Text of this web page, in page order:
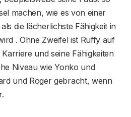
machen, wie es von einer
die lächerlichste Fähigkeit in
. Ohne Zweifel ist Ruffy auf
und seine Fähigkeiten
Niveau wie Yonko und
und Roger gebracht, wenn